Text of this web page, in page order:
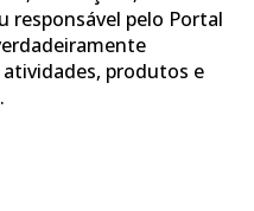
responsável pelo Portal
produtos e